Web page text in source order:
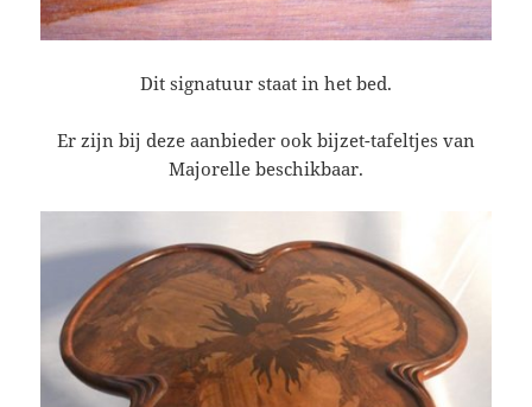
Dit signatuur staat in het bed.
Er zijn bij deze aanbieder ook bijzet-tafeltjes van
Majorelle beschikbaar.